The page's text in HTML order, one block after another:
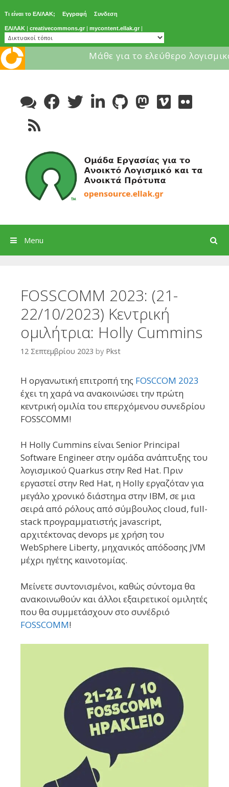
Τι είναι το ΕΛ/ΛΑΚ; Εγγραφή Συνδεση
ΕΛ/ΛΑΚ | creativecommons.gr | mycontent.ellak.gr |
Μάθε για το ελεύθερο
content
Search
Menu
FOSSCOMM 2023: (21-
22/10/2023) Κεντρική
ομιλήτρια: Holly Cummins
12 Σεπτεμβρίου 2023 by Pkst
Η οργανωτική επιτροπή της FOSCCOM 2023
έχει τη χαρά να ανακοινώσει την πρώτη
κεντρική ομιλία του επερχόμενου συνεδρίου
FOSSCOMM!
Η Holly Cummins είναι Senior Principal
Software Engineer στην ομάδα ανάπτυξης του
λογισμικού Quarkus στην Red Hat. Πριν
εργαστεί στην Red Hat, η Holly εργαζόταν για
μεγάλο χρονικό διάστημα στην IBM, σε μια
σειρά από ρόλους από σύμβουλος cloud, full-
stack προγραμματιστής javascript,
αρχιτέκτονας devops με χρήση του
WebSphere Liberty, μηχανικός απόδοσης JVM
μέχρι ηγέτης καινοτομίας.
Μείνετε συντονισμένοι, καθώς σύντομα θα
ανακοινωθούν και άλλοι εξαιρετικοί ομιλητές
που θα συμμετάσχουν στο συνέδριό
FOSSCOMM!